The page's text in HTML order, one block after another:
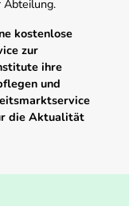
Abteilung.
kostenlose
zur
ihre
und
die Aktualität